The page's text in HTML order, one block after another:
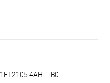
1FT2105-4AH..-..B0